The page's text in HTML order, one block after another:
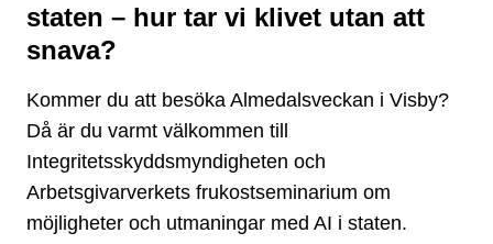
staten – hur tar vi klivet utan att
snava?
Kommer du att besöka Almedalsveckan i Visby?
Då är du varmt välkommen till
Integritetsskyddsmyndigheten och
Arbetsgivarverkets frukostseminarium om
möjligheter och utmaningar med AI i staten.